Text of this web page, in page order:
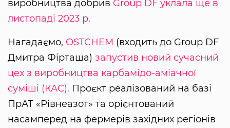
виробництва добрив Group DF уклала ще в
листопаді 2023 р.
Нагадаємо, OSTCHEM (входить до Group DF
Дмитра Фірташа) запустив новий сучасний
цех з виробництва карбамідо-аміачної
суміші (КАС). Проєкт реалізований на базі
ПрАТ «Рівнеазот» та орієнтований
насамперед на фермерів західних регіонів